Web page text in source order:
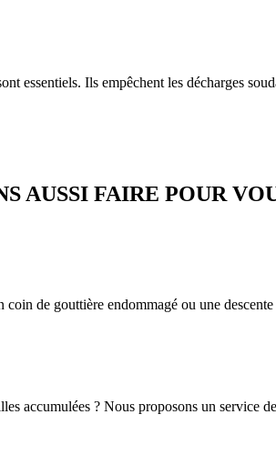
essentiels. Ils empêchent les décharges
AUSSI FAIRE POUR
de gouttière endommagé ou une
accumulées ? Nous proposons un service